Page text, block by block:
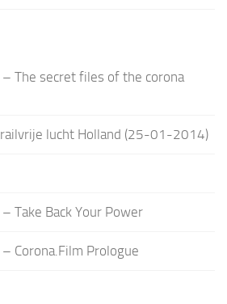
The secret files of the corona
lucht Holland (25-01-2014)
Take Back Your Power
Corona.Film Prologue